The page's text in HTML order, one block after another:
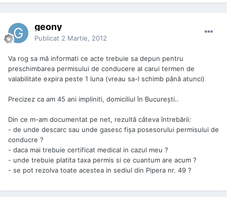
geony
Publicat 2 Martie, 2012
Va rog sa mă informati ce acte trebuie sa depun pentru
preschimbarea permisului de conducere al carui termen de
valabilitate expira peste 1 luna (vreau sa-l schimb până atunci)
Precizez ca am 45 ani impliniti, domiciliul în București..
Din ce m-am documentat pe net, rezultă câteva întrebării:
- de unde descarc sau unde gasesc fișa posesorului permisului de
conducre ?
- daca mai trebuie certificat medical in cazul meu ?
- unde trebuie platita taxa permis si ce cuantum are acum ?
- se pot rezolva toate acestea in sediul din Pipera nr. 49 ?